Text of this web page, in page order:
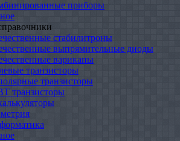
приборы
стабилитроны
выпрямительные диоды
варикапы
транзисторы
транзисторы
транзисторы